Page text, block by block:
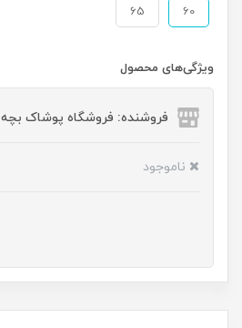
60
65
ویژگی‌های محصول
فروشنده: فروشگاه پوشاک
ناموجود